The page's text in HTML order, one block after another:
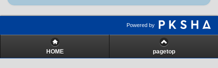
Powered by
HOME pagetop